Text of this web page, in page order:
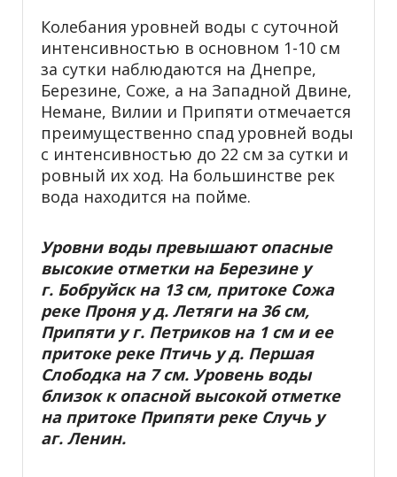
Колебания уровней воды с суточной
интенсивностью в основном 1-10 см
за сутки наблюдаются на Днепре,
Березине, Соже, а на Западной Двине,
Немане, Вилии и Припяти отмечается
преимущественно спад уровней воды
с интенсивностью до 22 см за сутки и
ровный их ход. На большинстве рек
вода находится на пойме.
Уровни воды превышают опасные
высокие отметки на Березине у
г. Бобруйск на 13 см, притоке Сожа
реке Проня у д. Летяги на 36 см,
Припяти у г. Петриков на 1 см и ее
притоке реке Птичь у д. Першая
Слободка на 7 см. Уровень воды
близок к опасной высокой отметке
на притоке Припяти реке Случь у
аг. Ленин.